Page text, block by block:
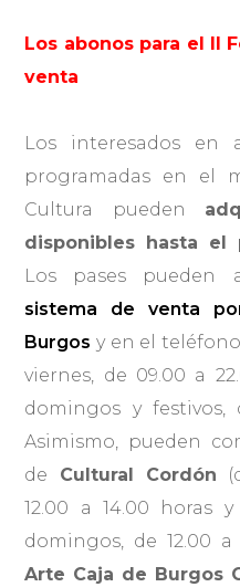
Los abonos para el II
venta
Los interesados en
programadas en el
Cultura pueden
disponibles hasta el
Los pases pueden
sistema de venta
Burgos y en el teléfono
viernes, de 09.00 a
domingos y festivos,
Asimismo, pueden
de Cultural Cordón
12.00 a 14.00 horas
domingos, de 12.00 a
Arte Caja de Burgos